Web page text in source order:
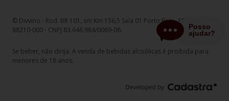
© Divvino - Rod. BR 101, s/n Km 156,5 Sala 01 Porto Belo, SC - CEP
88210-000 - CNPJ 83.646.984/0069-06.
Se beber, não dirija. A venda de bebidas alcoólicas é proibida para
menores de 18 anos.